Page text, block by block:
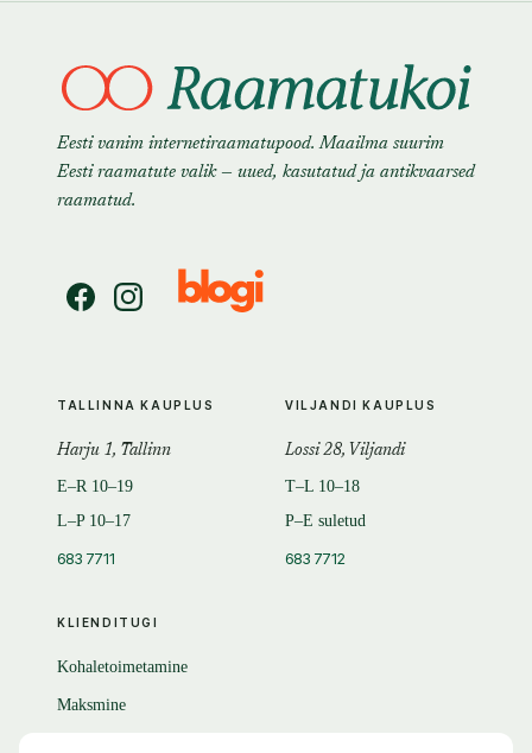
Eesti vanim internetiraamatupood. Maailma suurim
Eesti raamatute valik — uued, kasutatud ja antikvaarsed
raamatud.
KLIENDITUGI
Kohaletoimetamine
Maksmine
TALLINNA KAUPLUS
Harju 1, Tallinn
E–R 10–19
L–P 10–17
683 7711
VILJANDI KAUPLUS
Lossi 28, Viljandi
T–L 10–18
P–E suletud
683 7712